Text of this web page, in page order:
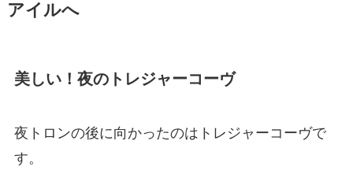
アイルへ
美しい！夜のトレジャーコーヴ
夜トロンの後に向かったのはトレジャーコーヴで
す。